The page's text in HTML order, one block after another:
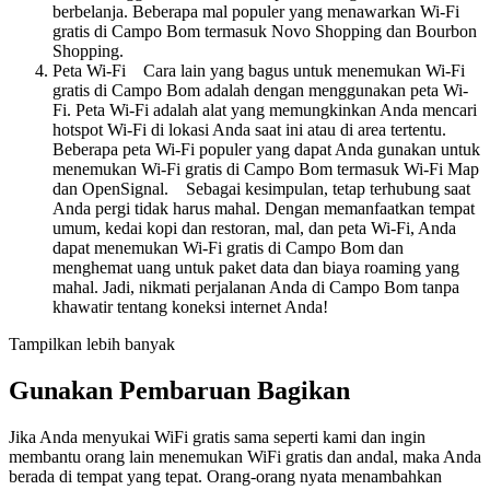
berbelanja. Beberapa mal populer yang menawarkan Wi-Fi
gratis di Campo Bom termasuk Novo Shopping dan Bourbon
Shopping.
Peta Wi-Fi Cara lain yang bagus untuk menemukan Wi-Fi
gratis di Campo Bom adalah dengan menggunakan peta Wi-
Fi. Peta Wi-Fi adalah alat yang memungkinkan Anda mencari
hotspot Wi-Fi di lokasi Anda saat ini atau di area tertentu.
Beberapa peta Wi-Fi populer yang dapat Anda gunakan untuk
menemukan Wi-Fi gratis di Campo Bom termasuk Wi-Fi Map
dan OpenSignal. Sebagai kesimpulan, tetap terhubung saat
Anda pergi tidak harus mahal. Dengan memanfaatkan tempat
umum, kedai kopi dan restoran, mal, dan peta Wi-Fi, Anda
dapat menemukan Wi-Fi gratis di Campo Bom dan
menghemat uang untuk paket data dan biaya roaming yang
mahal. Jadi, nikmati perjalanan Anda di Campo Bom tanpa
khawatir tentang koneksi internet Anda!
Tampilkan lebih banyak
Gunakan Pembaruan Bagikan
Jika Anda menyukai WiFi gratis sama seperti kami dan ingin
membantu orang lain menemukan WiFi gratis dan andal, maka Anda
berada di tempat yang tepat. Orang-orang nyata menambahkan